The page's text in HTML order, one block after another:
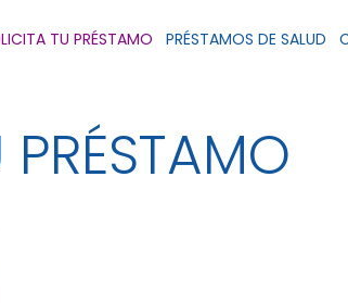
TU PRÉSTAMO PRÉSTAMOS DE SALUD